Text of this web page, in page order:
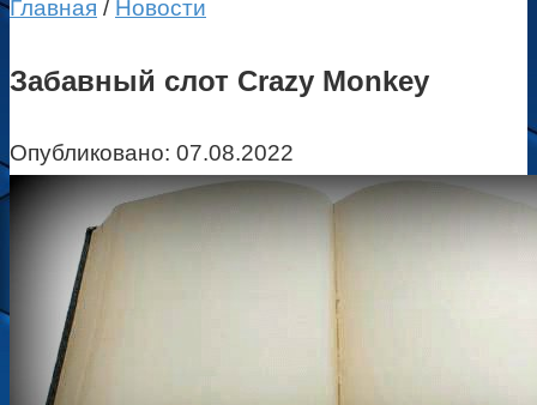
Главная / Новости
Забавный слот Crazy Monkey
Опубликовано: 07.08.2022